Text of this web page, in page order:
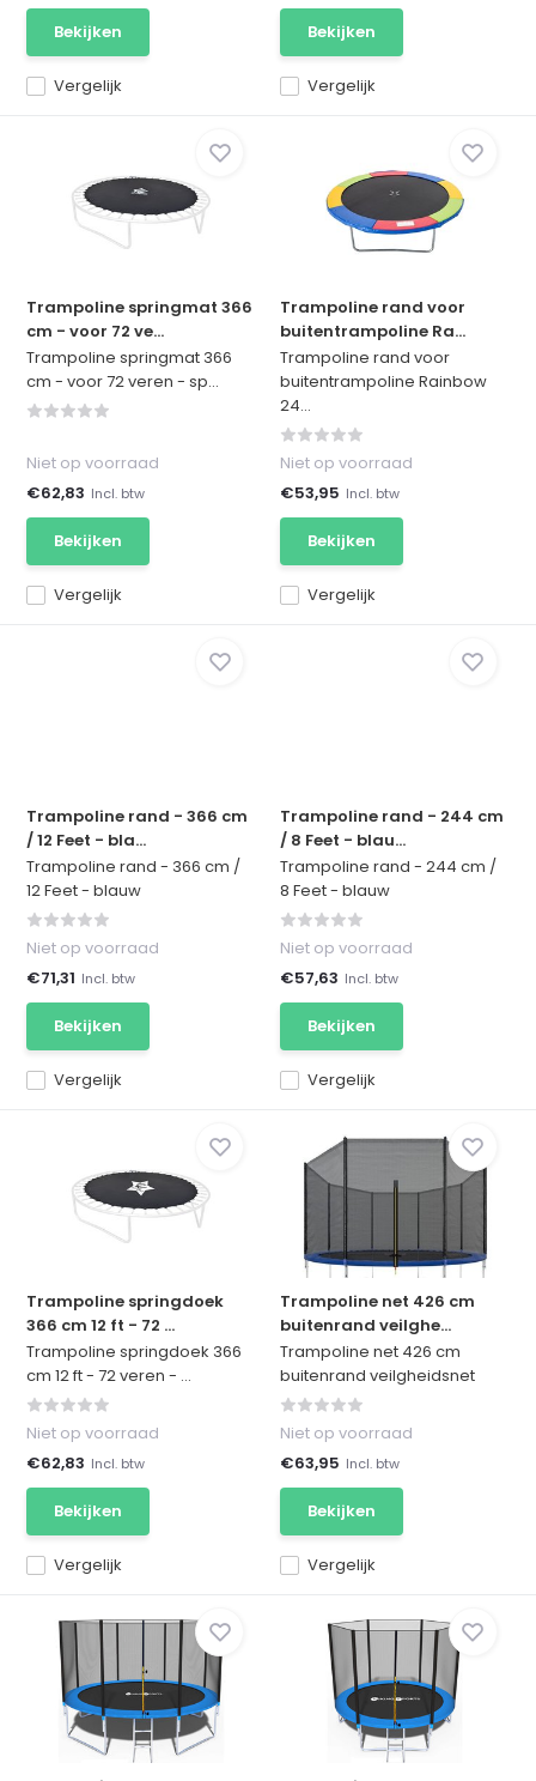
Vergelijk
Bekijken
Vergelijk
Bekijken
Trampoline springmat 366
cm - voor 72 ve...
Trampoline springmat 366
cm - voor 72 veren - sp...
Vergelijk
Niet op voorraad
€62,83 Incl. btw
Bekijken
Trampoline rand voor
buitentrampoline Ra...
Trampoline rand voor
buitentrampoline Rainbow
24...
Vergelijk
Niet op voorraad
€53,95 Incl. btw
Bekijken
Trampoline rand - 366 cm
/ 12 Feet - bla...
Trampoline rand - 366 cm /
12 Feet - blauw
Vergelijk
Niet op voorraad
€71,31 Incl. btw
Bekijken
Trampoline rand - 244 cm
/ 8 Feet - blau...
Trampoline rand - 244 cm /
8 Feet - blauw
Vergelijk
Niet op voorraad
€57,63 Incl. btw
Bekijken
Trampoline springdoek
366 cm 12 ft - 72 ...
Trampoline springdoek 366
cm 12 ft - 72 veren - ...
Vergelijk
Niet op voorraad
€62,83 Incl. btw
Bekijken
Trampoline net 426 cm
buitenrand veilghe...
Trampoline net 426 cm
buitenrand veilgheidsnet
Vergelijk
Niet op voorraad
€63,95 Incl. btw
Bekijken